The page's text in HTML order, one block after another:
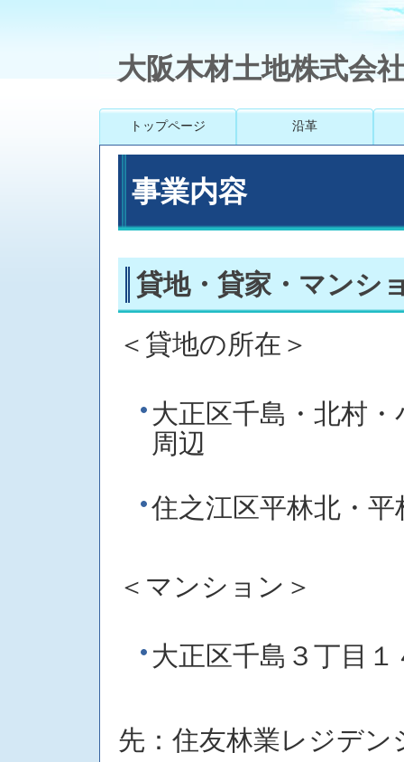
大阪木材土地株式会
トップページ 沿革
事業内容
貸地・貸家・マンシ
＜貸地の所在＞
大正区千島・北村
周辺
住之江区平林北・
＜マンション＞
大正区千島３丁目
先：住友林業レジデン